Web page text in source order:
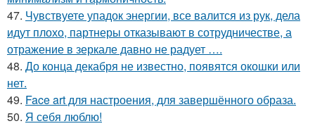
47. Чувствуете упадок энергии, все валится из рук, дела
идут плохо, партнеры отказывают в сотрудничестве, а
отражение в зеркале давно не радует ….
48. До конца декабря не известно, появятся окошки или
нет.
49. Face art для настроения, для завершённого образа.
50. Я себя люблю!